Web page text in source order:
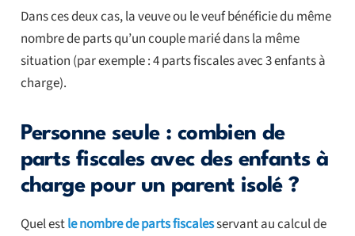
Dans ces deux cas, la veuve ou le veuf bénéficie du même
nombre de parts qu’un couple marié dans la même
situation (par exemple : 4 parts fiscales avec 3 enfants à
charge).
Personne seule : combien de
parts fiscales avec des enfants à
charge pour un parent isolé ?
Quel estle nombre de parts fiscalesservant au calcul de